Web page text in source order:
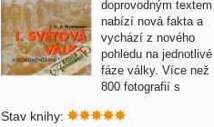
doprovodným textem
nabízí nová fakta a
vychází z nového
pohledu na jednotlivé
fáze války. Více než
800 fotografií s
záběry ze všech důležitých bojišť,
Stav knihy: